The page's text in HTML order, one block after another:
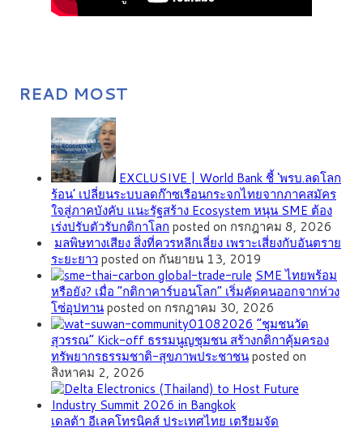
READ MOST
EXCLUSIVE | World Bank ชี้ ‘พรบ.ลดโลก
ร้อน’ เปลี่ยนระบบลดก๊าซเรือนกระจกไทยจากภาคสมัคร
ใจสู่ภาคบังคับ แนะรัฐสร้าง Ecosystem หนุน SME ต้อง
เร่งปรับตัวรับกติกาโลก posted on กรกฎาคม 8, 2026
มลพิษทางเสียง สิ่งที่ควรหลีกเลี่ยง เพราะเสี่ยงกับอันตราย
ระยะยาวposted on กันยายน 13, 2019
SME ไทยพร้อม
หรือยัง? เมื่อ “กติกาคาร์บอนโลก” เริ่มคัดคนออกจากห่วง
โซ่อุปทานposted on กรกฎาคม 30, 2026
”ชุมชนวัด
สุวรรณ” Kick-off ธรรมนูญชุมชน สร้างกติกาคุ้มครอง
ทรัพยากรธรรมชาติ-สุขภาพประชาชนposted on
สิงหาคม 2, 2026
เดลต้า อีเลคโทรนิคส์ ประเทศไทย เตรียมจัด